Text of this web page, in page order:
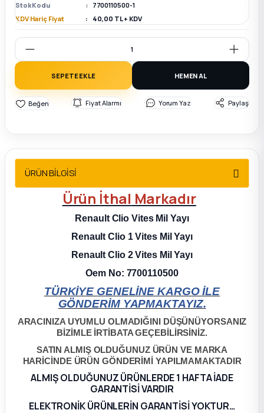
Parça
Parça
Parça
Stok Kodu
7700110500-1
KDV Hariç Fiyat
40,00 TL + KDV
SEPETE EKLE HEMEN AL
Fiyat Alarmı Yorum Yaz Paylaş
ÜRÜN BİLGİSİ
Ürün İthal Markadır
Renault ClioVites Mil Yayı
RenaultClio 1 Vites Mil Yayı
RenaultClio 2 Vites Mil Yayı
Oem No: 7700110500
TÜRKİYE GENELİNE KARGO İLE
GÖNDERİM YAPMAKTAYIZ.
ARACINIZA UYUMLU OLMADIĞINI DÜŞÜNÜYORSANIZ
BİZİMLE İRTİBATA GEÇEBİLİRSİNİZ.
SATIN ALMIŞ OLDUĞUNUZ ÜRÜN VE MARKA
HARİCİNDE ÜRÜN GÖNDERİMİ YAPILMAMAKTADIR
ALMIŞ OLDUĞUNUZ ÜRÜNLERDE 1 HAFTA İADE
GARANTİSİ VARDIR
ELEKTRONİK ÜRÜNLERİN GARANTİSİ YOKTUR…